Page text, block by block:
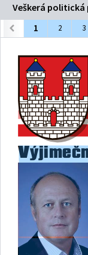
Veškerá politická
1
2 3